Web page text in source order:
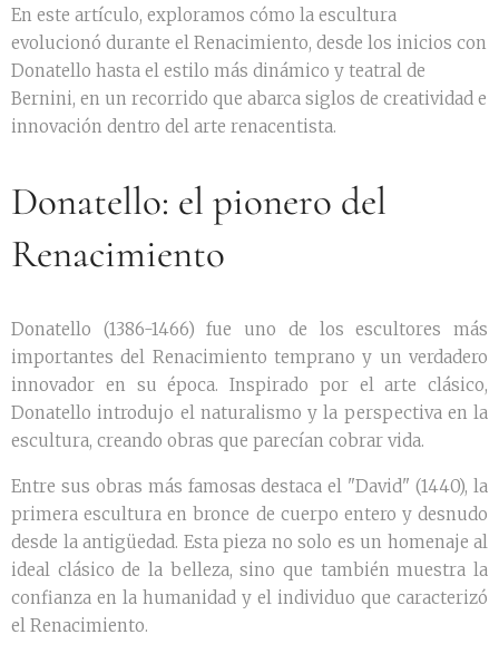
En este artículo, exploramos cómo la escultura
evolucionó durante el Renacimiento, desde los inicios con
Donatello hasta el estilo más dinámico y teatral de
Bernini, en un recorrido que abarca siglos de creatividad e
innovación dentro del arte renacentista.
Donatello: el pionero del
Renacimiento
Donatello (1386-1466) fue uno de los escultores más
importantes del Renacimiento temprano y un verdadero
innovador en su época. Inspirado por el arte clásico,
Donatello introdujo el naturalismo y la perspectiva en la
escultura, creando obras que parecían cobrar vida.
Entre sus obras más famosas destaca el "David" (1440), la
primera escultura en bronce de cuerpo entero y desnudo
desde la antigüedad. Esta pieza no solo es un homenaje al
ideal clásico de la belleza, sino que también muestra la
confianza en la humanidad y el individuo que caracterizó
el Renacimiento.